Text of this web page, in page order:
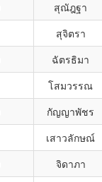
สุณัฎฐา
สุจิตรา
ฉัตรธิมา
โสมวรรณ
กัญญาพัชร
เสาวลักษณ์
จิดาภา